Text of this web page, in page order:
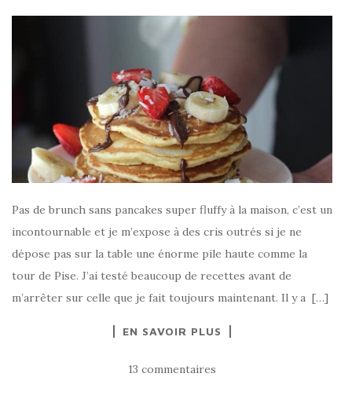
Pas de brunch sans pancakes super fluffy à la maison, c’est un
incontournable et je m’expose à des cris outrés si je ne
dépose pas sur la table une énorme pile haute comme la
tour de Pise. J’ai testé beaucoup de recettes avant de
m’arrêter sur celle que je fait toujours maintenant. Il y a […]
EN SAVOIR PLUS
13 commentaires